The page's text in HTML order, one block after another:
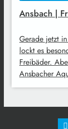
Ansbach |
Gerade jetzt
lockt es
Freibäder.
Ansbacher